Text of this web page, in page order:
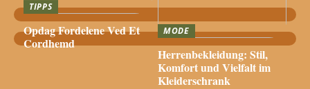
TIPPS
Opdag Fordelene Ved Et
Cordhemd
MODE
Herrenbekleidung: Stil,
Komfort und Vielfalt im
Kleiderschrank